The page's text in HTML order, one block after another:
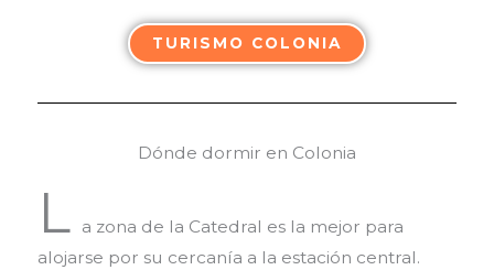
TURISMO COLONIA
Dónde dormir en Colonia
L a zona de la Catedral es la mejor para
alojarse por su cercanía a la estación central.